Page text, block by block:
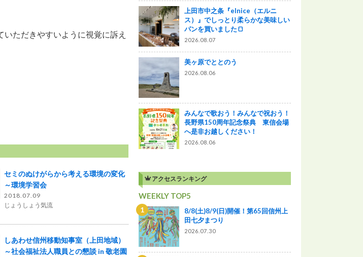
ただきやすいように視覚に訴え
セミのぬけがらから考える環境の変化
～環境学習会
2018.07.09
じょうしょう気流
しあわせ信州移動知事室（上田地域）
～社会福祉法人職員との懇談 in 敬老園
上田市中之条『elnice（エルニ
ス）』でしっとり柔らかな美味しい
パンを買いました🍞
2026.08.07
美ヶ原でととのう
2026.08.06
みんなで歌おう！みんなで祝おう！
長野県150周年記念祭典 東信会場
へ是非お越しください！
2026.08.06
アクセスランキング
WEEKLY TOP5
8/8(土)8/9(日)開催！第65回信州上
田七夕まつり
2026.07.30